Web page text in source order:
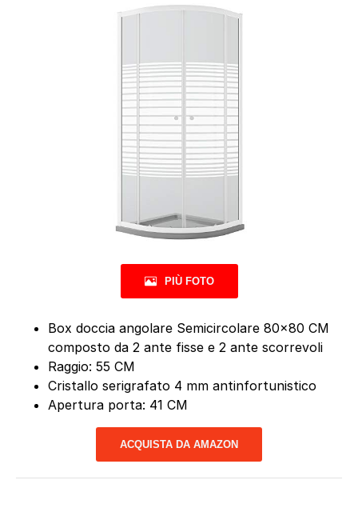
PIÙ FOTO
Box doccia angolare Semicircolare 80×80 CM
composto da 2 ante fisse e 2 ante scorrevoli
Raggio: 55 CM
Cristallo serigrafato 4 mm antinfortunistico
Apertura porta: 41 CM
ACQUISTA DA AMAZON